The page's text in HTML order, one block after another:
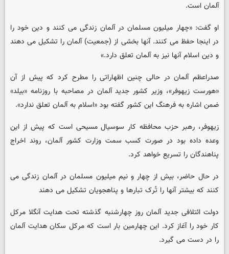
آلمان است.
او گفت: «چهار میلیون مسلمان در آلمان زندگی می کنند و دین خود را
در اینجا حفظ می کنند. آنها بخشی از (جمعیت) آلمان را تشکیل می دهند
و دین اسلام آنها نیز به آلمان تعلق دارد.»
صدراعظم آلمان در حالی چنین اظهاراتی را مطرح کرد که پیش از آن
«هورست زیهوفر»، وزیر کشور جدید آلمان در مصاحبه با روزنامه «بیلد»
ضمن اشاره به فرهنگ این کشور گفته بود «اسلام به آلمان تعلق ندارد».
زیهوفر، رهبر حزب محافظه کار سوسیال مسیحی است که پیش از این
وعده داده بود در صورت کسب سمت وزارت کشور آلمان، روند اخراج
پناهندگان را تسریع خواهد کرد.
در حال حاضر، بیش از چهار و نیم میلیون مسلمان در آلمان زندگی می
کنند که بیشتر آنها را تُرک تبارها و پناهجویان تشکیل می دهند
دولت ائتلافی جدید آلمان روز چهارشنبه گذشته تحت هدایت آنگلا مرکل
کار خود را آغاز کرد. این چهارمین بار است که مرکل سکان هدایت آلمان
را در دست می گیرد.